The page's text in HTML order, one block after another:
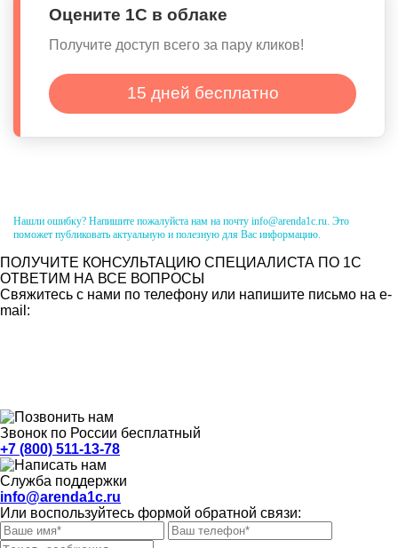
Оцените 1С в облаке
Получите доступ всего за пару кликов!
15 дней бесплатно
Нашли ошибку? Напишите пожалуйста нам на почту info@arenda1c.ru. Это
поможет публиковать актуальную и полезную для Вас информацию.
ПОЛУЧИТЕ КОНСУЛЬТАЦИЮ СПЕЦИАЛИСТА ПО 1С
ОТВЕТИМ НА ВСЕ ВОПРОСЫ
Свяжитесь с нами по телефону или напишите письмо на e-
mail:
Звонок по России бесплатный
+7 (800) 511-13-78
Служба поддержки
info@arenda1c.ru
Или воспользуйтесь формой обратной связи: